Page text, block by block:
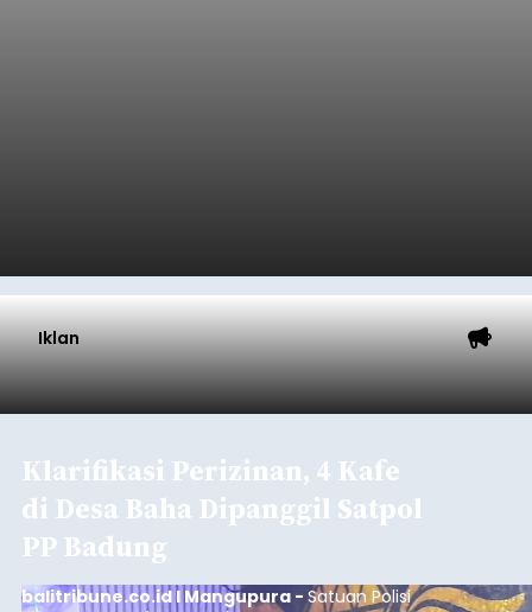
Iklan
Klarifikasi Perizinan, 4 Kafe
di Desa Baha Dipanggil Satpol
PP Badung
balitribune.co.id I Mangupura - Satuan Polisi